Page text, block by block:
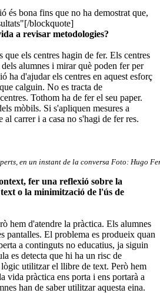
és bona fins que no ha demostrat que,
blockquote]
a revisar metodologies?
que els centres hagin de fer. Els centres
alumnes i mirar què poden fer per
ha d'ajudar els centres en aquest esforç
calguin. No es tracta de
Tothom ha de fer el seu paper.
mòbils. Si s'apliquen mesures a
carrer i a casa no s'hagi de fer res.
en un instant de la conversa Foto: Hugo
fer una reflexió sobre la
o la minimització de l'ús de
hem d'atendre la pràctica. Els alumnes
pantalles. El problema es produeix quan
a continguts no educatius, ja siguin
es detecta que hi ha un risc de
utilitzar el llibre de text. Però hem
vida pràctica ens porta i ens portarà a
han de saber utilitzar aquesta eina.